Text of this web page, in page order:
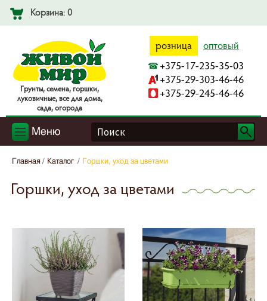
Корзина: 0
Гpyнты, ceмeнa, гopшки,
лyкoвичныe, вce для дoмa,
caдa, oгopoдa
розница оптовый
+375-17-235-35-03
+375-29-303-46-46
+375-29-245-46-46
Меню
Главная Каталог Горшки, уход за цветами
Горшки, уход за цветами